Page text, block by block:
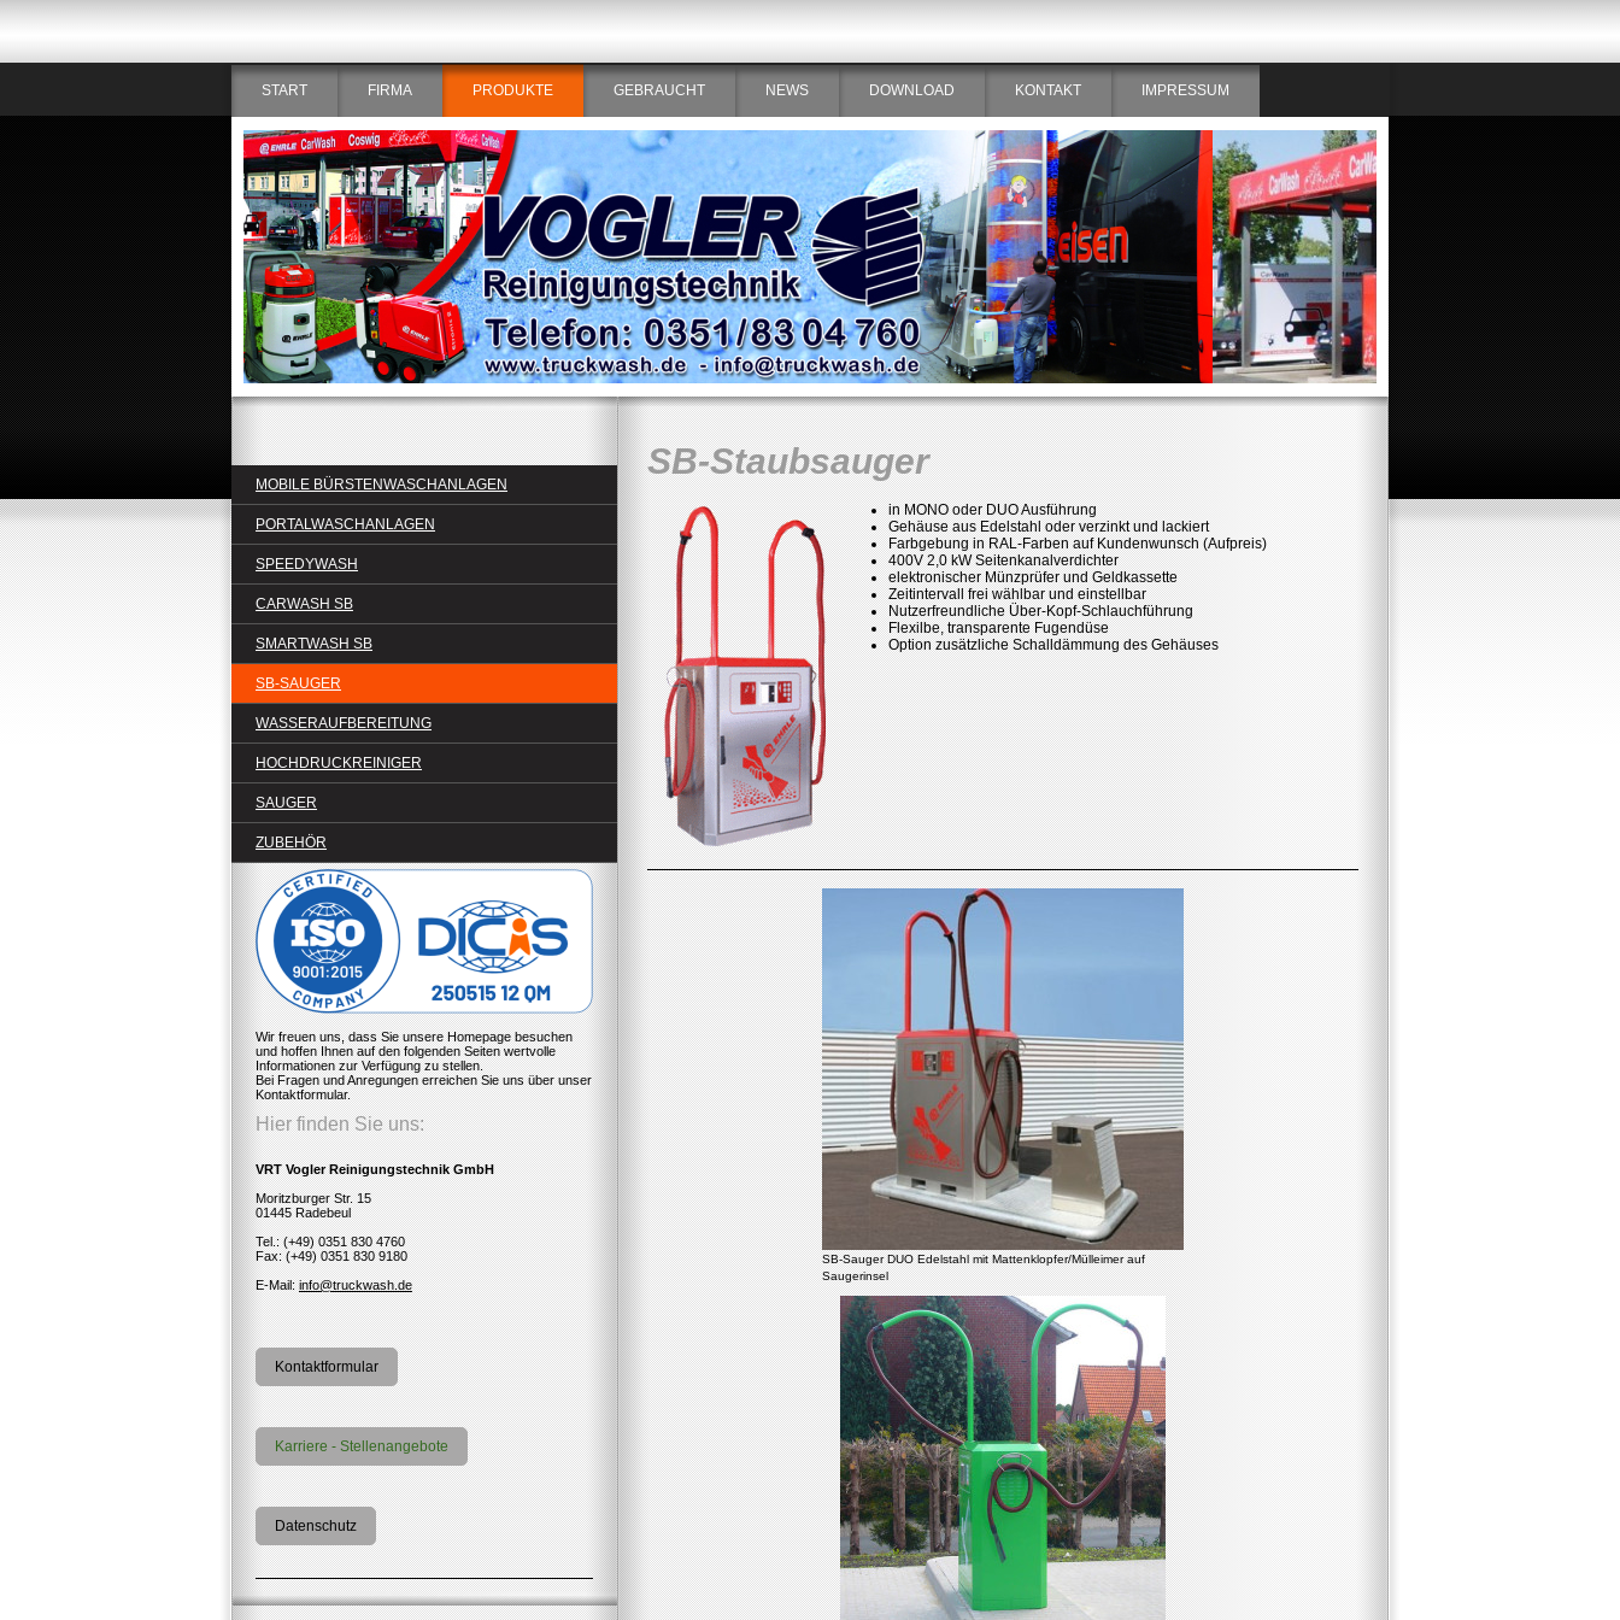
START FIRMA PRODUKTE GEBRAUCHT NEWS DOWNLOAD KONTAKT IMPRESSUM
MOBILE BÜRSTENWASCHANLAGEN
PORTALWASCHANLAGEN
SPEEDYWASH
CARWASH SB
SMARTWASH SB
SB-SAUGER
WASSERAUFBEREITUNG
HOCHDRUCKREINIGER
SAUGER
ZUBEHÖR
Wir freuen uns, dass Sie unsere Homepage besuchen
und hoffen Ihnen auf den folgenden Seiten wertvolle
Informationen zur Verfügung zu stellen.
Bei Fragen und Anregungen erreichen Sie uns über unser
Kontaktformular.
Hier finden Sie uns:
VRT Vogler Reinigungstechnik GmbH
Moritzburger Str. 15
01445 Radebeul
Tel.: (+49) 0351 830 4760
Fax: (+49) 0351 830 9180
E-Mail:info@truckwash.de
Kontaktformular
Karriere - Stellenangebote
Datenschutz
SB-Staubsauger
in MONO oder DUO Ausführung
Gehäuse aus Edelstahl oder verzinkt und lackiert
Farbgebung in RAL-Farben auf Kundenwunsch (Aufpreis)
400V 2,0 kW Seitenkanalverdichter
elektronischer Münzprüfer und Geldkassette
Zeitintervall frei wählbar und einstellbar
Nutzerfreundliche Über-Kopf-Schlauchführung
Flexilbe, transparente Fugendüse
Option zusätzliche Schalldämmung des Gehäuses
SB-Sauger DUO Edelstahl mit Mattenklopfer/Mülleimer auf
Saugerinsel